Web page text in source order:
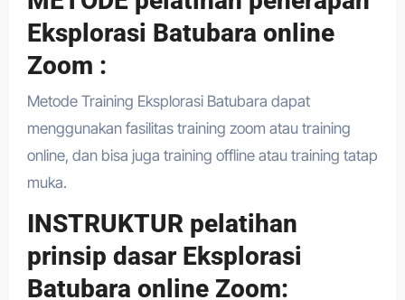
Eksplorasi Batubara online
Zoom :
Metode Training Eksplorasi Batubara dapat
menggunakan fasilitas training zoom atau training
online, dan bisa juga training offline atau training tatap
muka.
INSTRUKTUR pelatihan
prinsip dasar Eksplorasi
Batubara online Zoom: